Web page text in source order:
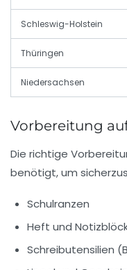
Schleswig-Holstein
Thüringen
Niedersachsen
Vorbereitung
Die richtige
benötigt, um
Schulranzen
Heft und
Schreibutensilien